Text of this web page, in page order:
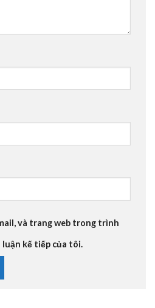
và trang web trong trình
kế tiếp của tôi.